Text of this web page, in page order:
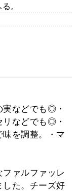
。
実などでも◎・
などでも◎・
を調整。・マ
ァルファッレ
した。チーズ好